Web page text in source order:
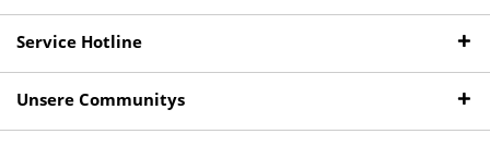
Service Hotline
Unsere Communitys